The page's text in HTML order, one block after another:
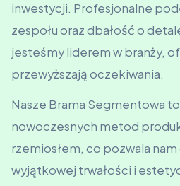
inwestycji. Profesjonalne
zespołu oraz dbałość o
jesteśmy liderem w branży,
przewyższają oczekiwania.
Nasze Brama Segmentowa
nowoczesnych metod
rzemiosłem, co pozwala
wyjątkowej trwałości i